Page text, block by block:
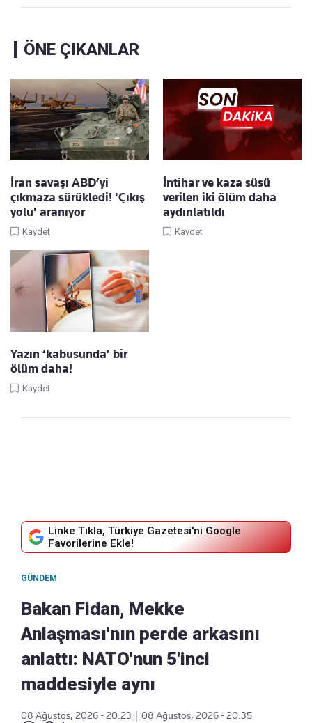
ÖNE ÇIKANLAR
İran savaşı ABD’yi
çıkmaza sürükledi! 'Çıkış
yolu' aranıyor
Kaydet
İntihar ve kaza süsü
verilen iki ölüm daha
aydınlatıldı
Kaydet
Yazın ‘kabusunda’ bir
ölüm daha!
Kaydet
Linke Tıkla, Türkiye Gazetesi'ni Google
Favorilerine Ekle!
GÜNDEM
Bakan Fidan, Mekke
Anlaşması'nın perde arkasını
anlattı: NATO'nun 5'inci
maddesiyle aynı
08 Ağustos, 2026 - 20:23
08 Ağustos, 2026 - 20:35